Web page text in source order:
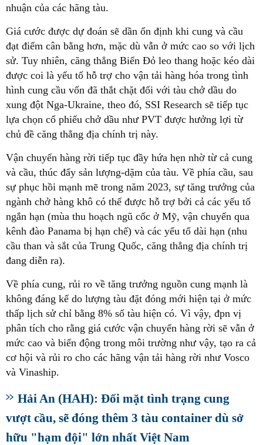
nhuận của các hãng tàu.
Giá cước được dự đoán sẽ dần ổn định khi cung và cầu
đạt điểm cân bằng hơn, mặc dù vẫn ở mức cao so với lịch
sử. Tuy nhiên, căng thẳng Biển Đỏ leo thang hoặc kéo dài
được coi là yếu tố hỗ trợ cho vận tải hàng hóa trong tình
hình cung cầu vốn đã thắt chặt đối với tàu chở dầu do
xung đột Nga-Ukraine, theo đó, SSI Research sẽ tiếp tục
lựa chọn cổ phiếu chở dầu như PVT được hưởng lợi từ
chủ đề căng thẳng địa chính trị này.
Vận chuyển hàng rời tiếp tục đầy hứa hẹn nhờ từ cả cung
và cầu, thúc đẩy sản lượng-dặm của tàu. Về phía cầu, sau
sự phục hồi mạnh mẽ trong năm 2023, sự tăng trưởng của
ngành chở hàng khô có thể được hỗ trợ bởi cả các yếu tố
ngắn hạn (mùa thu hoạch ngũ cốc ở Mỹ, vận chuyển qua
kênh đào Panama bị hạn chế) và các yếu tố dài hạn (nhu
cầu than và sắt của Trung Quốc, căng thẳng địa chính trị
đang diễn ra).
Về phía cung, rủi ro về tăng trưởng nguồn cung mạnh là
không đáng kể do lượng tàu đặt đóng mới hiện tại ở mức
thấp lịch sử chỉ bằng 8% số tàu hiện có. Vì vậy, đpn vị
phân tích cho rằng giá cước vận chuyển hàng rời sẽ vẫn ở
mức cao và biến động trong môi trường như vậy, tạo ra cả
cơ hội và rủi ro cho các hãng vận tải hàng rời như Vosco
và Vinaship.
Hải An (HAH): Đối mặt tình trạng cung
vượt cầu, sẽ đóng thêm 3 tàu container dù sở
hữu "hạm đội" lớn nhất Việt Nam